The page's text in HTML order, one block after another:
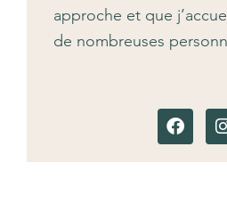
approche et que
de nombreuses
F
I